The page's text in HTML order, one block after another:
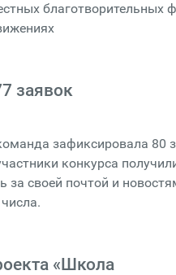
благотворительных
заявок
зафиксировала 80
конкурса
за своей почтой и
«Школа